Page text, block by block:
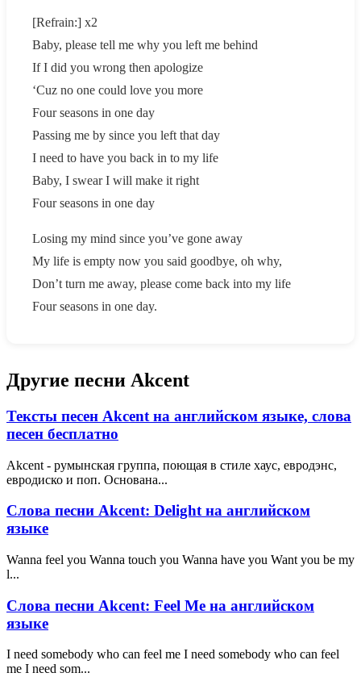
[Refrain:] x2
Baby, please tell me why you left me behind
If I did you wrong then apologize
‘Cuz no one could love you more
Four seasons in one day
Passing me by since you left that day
I need to have you back in to my life
Baby, I swear I will make it right
Four seasons in one day
Losing my mind since you’ve gone away
My life is empty now you said goodbye, oh why,
Don’t turn me away, please come back into my life
Four seasons in one day.
Другие песни Akcent
Тексты песен Akcent на английском языке, слова
песен бесплатно
Akcent - румынская группа, поющая в стиле хаус, евродэнс,
евродиско и поп. Основана...
Слова песни Akcent: Delight на английском
языке
Wanna feel you Wanna touch you Wanna have you Want you be my
l...
Слова песни Akcent: Feel Me на английском
языке
I need somebody who can feel me I need somebody who can feel
me I need som...